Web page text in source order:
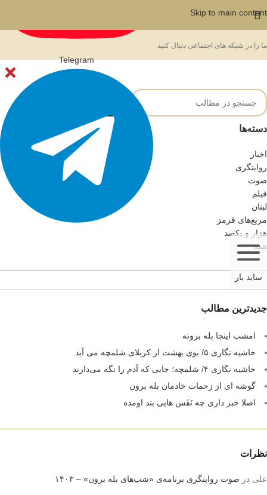
Skip to main content
ما را در شبکه های اجتماعی دنبال کنید
Telegram
ساید بار
دسته‌ها
اخبار
روایتگری
صوت
فیلم
لبنان
مربع‌های قرمز
هزار و یکصد
همه
جدیدترین مطالب
امشب اینجا بله برونه
حاشیه نگاری ۵/ بوی بهشت از کربلای شلمچه می آید
حاشیه نگاری ۴/ شلمچه؛ جایی که آدم را نگه می‌دارند
گوشه ای از زحمات خادمان بله برون
اصلا خبر داری چه نَفَس هایی بند اومده
نظرات
علی در صوت روایتگری برنامه‌ی «شب‌های بله برون» – ۱۴۰۳